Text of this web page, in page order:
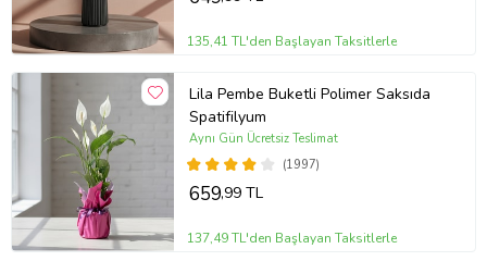
135,41 TL'den Başlayan Taksitlerle
Lila Pembe Buketli Polimer Saksıda
Spatifilyum
(1997)
Aynı Gün Ücretsiz Teslimat
659,99 TL
137,49 TL'den Başlayan Taksitlerle